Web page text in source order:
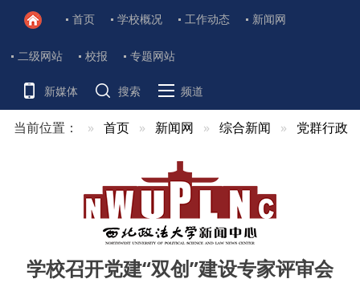
首页 学校概况 工作动态 新闻网
二级网站 校报 专题网站
新媒体 搜索 频道
当前位置： 首页 新闻网 综合新闻 党群行政
学校召开党建“双创”建设专家评审会